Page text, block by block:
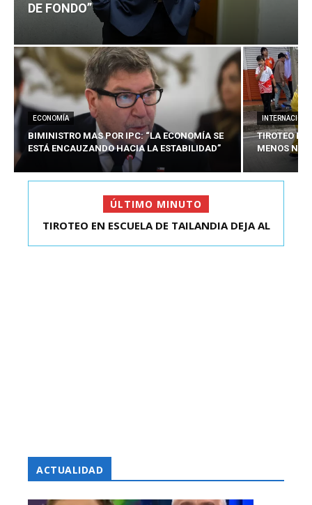
DE FONDO”
ECONOMÍA
BIMINISTRO MAS POR IPC: “LA ECONOMÍA SE
ESTÁ ENCAUZANDO HACIA LA ESTABILIDAD”
TIROTEO
MENOS
ÚLTIMO MINUTO
HARBOE: “LO QUE SE REQUIERE AHORA ES HACER
TIROTEO EN ESCUELA DE TAILANDIA DEJA AL
ACTUALIDAD